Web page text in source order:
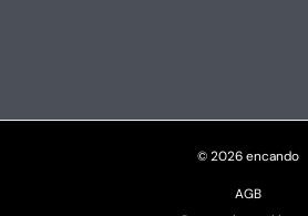
© 2026 encando
AGB